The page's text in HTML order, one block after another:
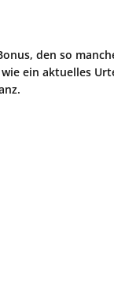
den so
ein aktuelles